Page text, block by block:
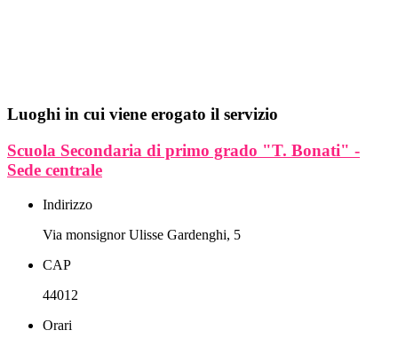
Luoghi in cui viene erogato il servizio
Scuola Secondaria di primo grado "T. Bonati" -
Sede centrale
Indirizzo
Via monsignor Ulisse Gardenghi, 5
CAP
44012
Orari